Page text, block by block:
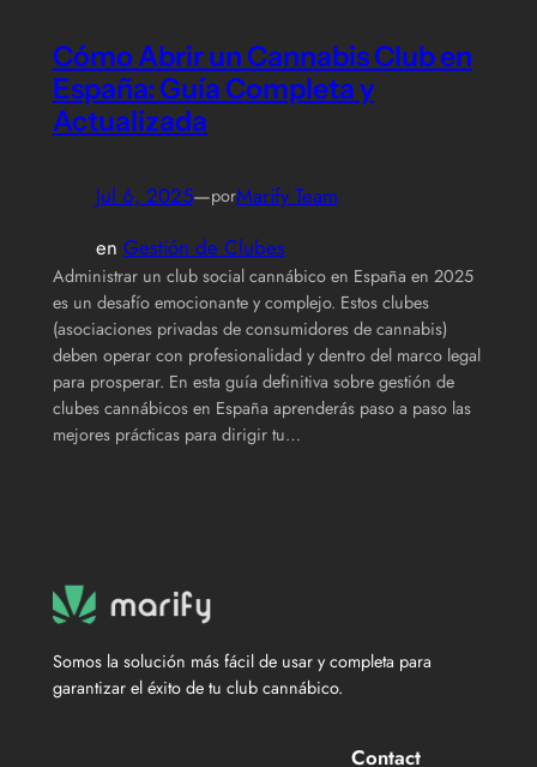
Cómo Abrir un Cannabis Club en
España: Guía Completa y
Actualizada
Jul 6, 2025—porMarify Team
en Gestión de Clubes
Administrar un club social cannábico en España en 2025
es un desafío emocionante y complejo. Estos clubes
(asociaciones privadas de consumidores de cannabis)
deben operar con profesionalidad y dentro del marco legal
para prosperar. En esta guía definitiva sobre gestión de
clubes cannábicos en España aprenderás paso a paso las
mejores prácticas para dirigir tu…
Somos la solución más fácil de usar y completa para
garantizar el éxito de tu club cannábico.
Contact